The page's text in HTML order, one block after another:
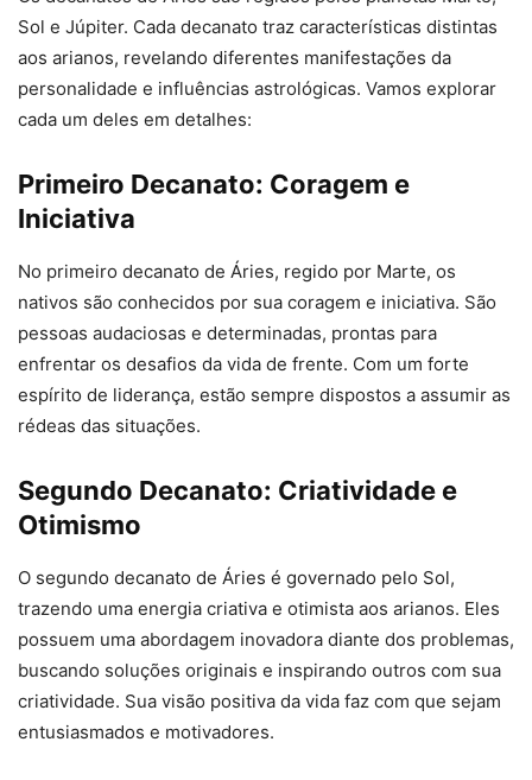
Sol e Júpiter. Cada decanato traz características distintas
aos arianos, revelando diferentes manifestações da
personalidade e influências astrológicas. Vamos explorar
cada um deles em detalhes:
Primeiro Decanato: Coragem e
Iniciativa
No primeiro decanato de Áries, regido por Marte, os
nativos são conhecidos por sua coragem e iniciativa. São
pessoas audaciosas e determinadas, prontas para
enfrentar os desafios da vida de frente. Com um forte
espírito de liderança, estão sempre dispostos a assumir as
rédeas das situações.
Segundo Decanato: Criatividade e
Otimismo
O segundo decanato de Áries é governado pelo Sol,
trazendo uma energia criativa e otimista aos arianos. Eles
possuem uma abordagem inovadora diante dos problemas,
buscando soluções originais e inspirando outros com sua
criatividade. Sua visão positiva da vida faz com que sejam
entusiasmados e motivadores.